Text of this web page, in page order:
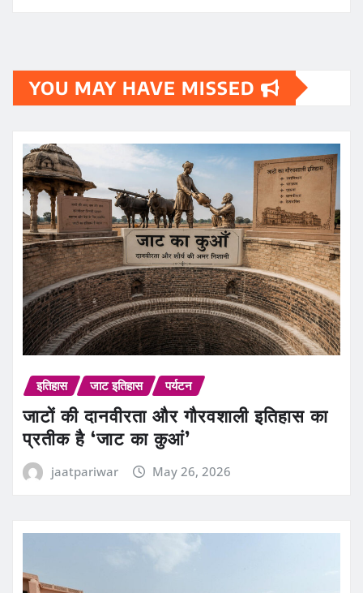
YOU MAY HAVE MISSED
इतिहास जाट इतिहास पर्यटन
जाटों की दानवीरता और गौरवशाली इतिहास का
प्रतीक है ‘जाट का कुआं’
jaatpariwar May 26, 2026